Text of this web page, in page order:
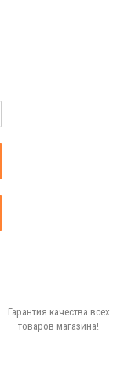
Гарантия качества всех
товаров магазина!